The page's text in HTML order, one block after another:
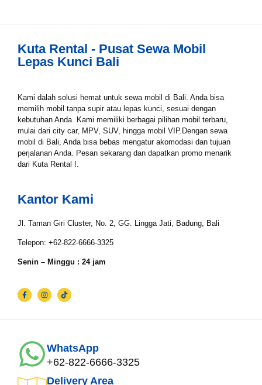
Kuta Rental - Pusat Sewa Mobil
Lepas Kunci Bali
Kami dalah solusi hemat untuk sewa mobil di Bali. Anda bisa
memilih mobil tanpa supir atau lepas kunci, sesuai dengan
kebutuhan Anda. Kami memiliki berbagai pilihan mobil terbaru,
mulai dari city car, MPV, SUV, hingga mobil VIP.Dengan sewa
mobil di Bali, Anda bisa bebas mengatur akomodasi dan tujuan
perjalanan Anda. Pesan sekarang dan dapatkan promo menarik
dari Kuta Rental !.
Tgl Mulai*
Tgl Selesai*
Email*
Lokasi Pengiriman & Pengembalian
Kantor Kami
Jl. Taman Giri Cluster, No. 2, GG. Lingga Jati, Badung, Bali
Telepon: +62-822-6666-3325
Senin – Minggu : 24 jam
WhatsApp
+62-822-6666-3325
Delivery Area